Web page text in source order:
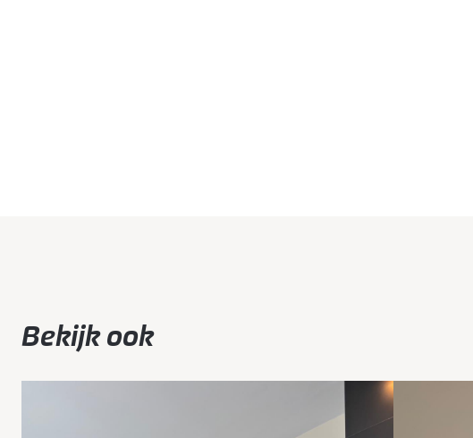
Bekijk ook